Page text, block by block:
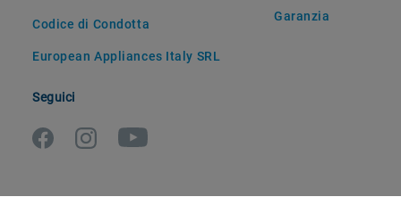
Codice di Condotta
European Appliances Italy SRL
Garanzia
Seguici